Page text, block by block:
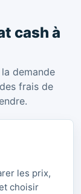
cash à
demande
frais de
les prix,
choisir